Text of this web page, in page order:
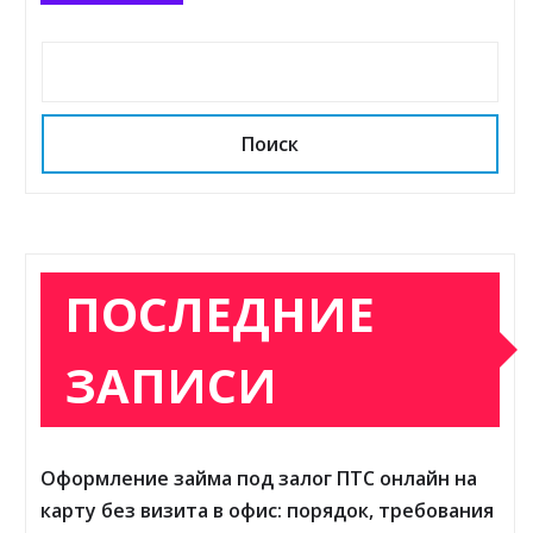
Поиск
ПОСЛЕДНИЕ
ЗАПИСИ
Оформление займа под залог ПТС онлайн на
карту без визита в офис: порядок, требования